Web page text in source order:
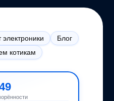
электроники
Блог
котикам